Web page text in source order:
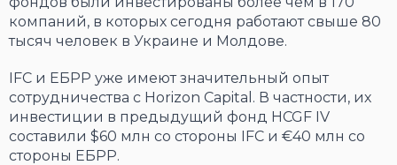
компаний, в которых сегодня работают свыше 80
тысяч человек в Украине и Молдове.
IFC и ЕБРР уже имеют значительный опыт
сотрудничества с Horizon Capital. В частности, их
инвестиции в предыдущий фонд HCGF IV
составили $60 млн со стороны IFC и €40 млн со
стороны ЕБРР.